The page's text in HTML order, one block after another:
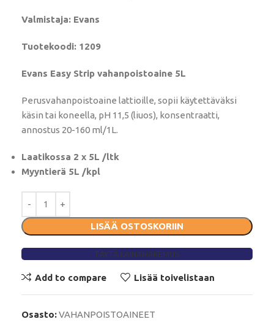
Valmistaja: Evans
Tuotekoodi: 1209
Evans Easy Strip vahanpoistoaine 5L
Perusvahanpoistoaine lattioille, sopii käytettäväksi
käsin tai koneella, pH 11,5 (liuos), konsentraatti,
annostus 20-160 ml/1L.
Laatikossa 2 x 5L /ltk
Myyntierä 5L /kpl
LISÄÄ OSTOSKORIIN
TÄYTÄ LAINAHAKEMUS
Add to compare Lisää toivelistaan
Osasto:VAHANPOISTOAINEET